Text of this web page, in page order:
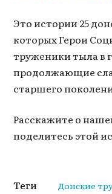
Это истории 25
которых Герои
труженики тыла в
продолжающие
старшего
Расскажите о
поделитесь этой
Теги Донские